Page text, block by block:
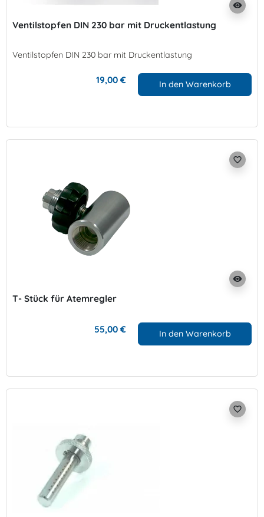
visibility
Ventilstopfen DIN 230 bar mit Druckentlastung
Ventilstopfen DIN 230 bar mit Druckentlastung
19,00 € In den Warenkorb
visibility
favorite_border
T- Stück für Atemregler
55,00 € In den Warenkorb
favorite_border